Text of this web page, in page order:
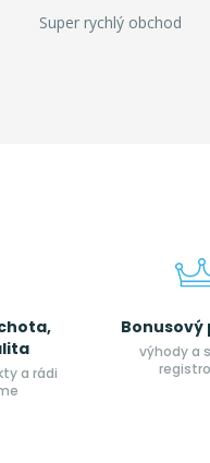
Super rychlý obchod
a rádi
výhody a